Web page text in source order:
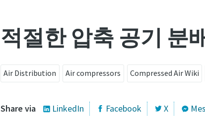
적절한 압축 공기 분
Air Distribution Air compressors Compressed Air Wiki
Share via LinkedIn Facebook X